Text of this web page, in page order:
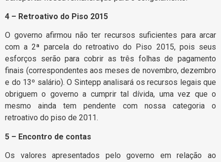
4 – Retroativo do Piso 2015
O governo afirmou não ter recursos suficientes para arcar
com a 2ª parcela do retroativo do Piso 2015, pois seus
esforços serão para cobrir as três folhas de pagamento
finais (correspondentes aos meses de novembro, dezembro
e do 13º salário). O Sintepp analisará os recursos legais que
obriguem o governo a cumprir tal dívida, uma vez que o
mesmo ainda tem pendente com nossa categoria o
retroativo do piso de 2011.
5 – Encontro de contas
Os valores apresentados pelo governo em relação ao